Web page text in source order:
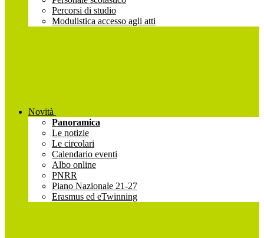
Percorsi di studio
Modulistica accesso agli atti
Novità
Panoramica
Le notizie
Le circolari
Calendario eventi
Albo online
PNRR
Piano Nazionale 21-27
Erasmus ed eTwinning